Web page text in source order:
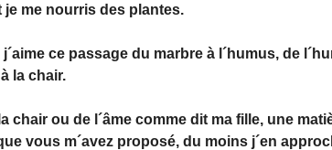
me nourris des plantes.
ce passage du marbre à l´humus, de
la chair.
chair ou de l´âme comme dit ma fille, une
vous m´avez proposé, du moins j´en